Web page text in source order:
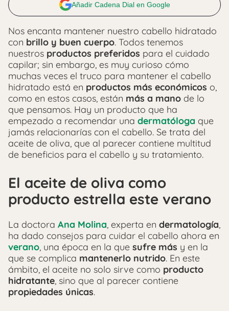
Añadir Cadena Dial en Google
Nos encanta mantener nuestro cabello hidratado
con brillo y buen cuerpo. Todos tenemos
nuestros productos preferidos para el cuidado
capilar; sin embargo, es muy curioso cómo
muchas veces el truco para mantener el cabello
hidratado está en productos más económicos o,
como en estos casos, están más a mano de lo
que pensamos. Hay un producto que ha
empezado a recomendar una dermatóloga que
jamás relacionarías con el cabello. Se trata del
aceite de oliva, que al parecer contiene multitud
de beneficios para el cabello y su tratamiento.
El aceite de oliva como
producto estrella este verano
La doctora Ana Molina, experta en dermatología,
ha dado consejos para cuidar el cabello ahora en
verano, una época en la que sufre más y en la
que se complica mantenerlo nutrido. En este
ámbito, el aceite no solo sirve como producto
hidratante, sino que al parecer contiene
propiedades únicas.